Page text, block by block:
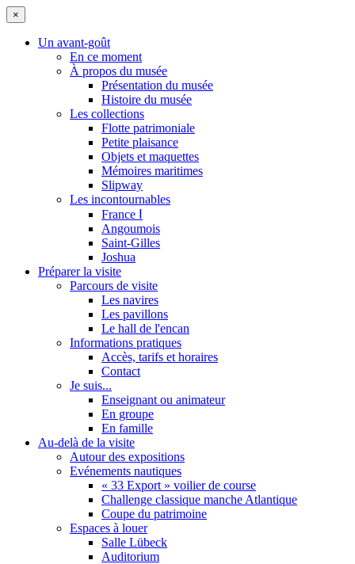
×
Un avant-goût
En ce moment
À propos du musée
Présentation du musée
Histoire du musée
Les collections
Flotte patrimoniale
Petite plaisance
Objets et maquettes
Mémoires maritimes
Slipway
Les incontournables
France Ⅰ
Angoumois
Saint-Gilles
Joshua
Préparer la visite
Parcours de visite
Les navires
Les pavillons
Le hall de l'encan
Informations pratiques
Accès, tarifs et horaires
Contact
Je suis...
Enseignant ou animateur
En groupe
En famille
Au-delà de la visite
Autour des expositions
Evénements nautiques
« 33 Export » voilier de course
Challenge classique manche Atlantique
Coupe du patrimoine
Espaces à louer
Salle Lübeck
Auditorium